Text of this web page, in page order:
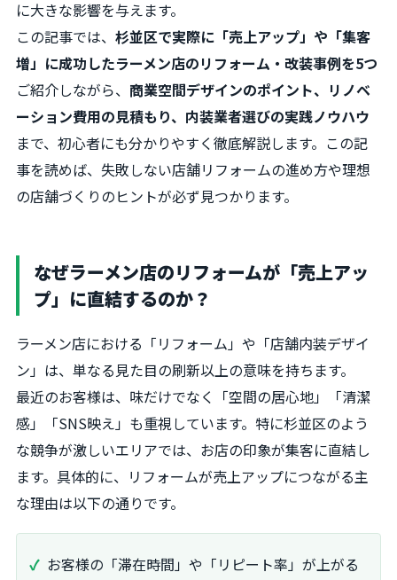
に大きな影響を与えます。
この記事では、 杉並区で実際に「売上アップ」や「集客
増」に成功したラーメン店のリフォーム・改装事例を5つ
ご紹介しながら、 商業空間デザインのポイント、リノベ
ーション費用の見積もり、内装業者選びの実践ノウハウ
まで、初心者にも分かりやすく徹底解説します。この記
事を読めば、失敗しない店舗リフォームの進め方や理想
の店舗づくりのヒントが必ず見つかります。
なぜラーメン店のリフォームが「売上アッ
プ」に直結するのか？
ラーメン店における「リフォーム」や「店舗内装デザイ
ン」は、単なる見た目の刷新以上の意味を持ちます。
最近のお客様は、味だけでなく「空間の居心地」「清潔
感」「SNS映え」も重視しています。特に杉並区のよう
な競争が激しいエリアでは、お店の印象が集客に直結し
ます。具体的に、リフォームが売上アップにつながる主
な理由は以下の通りです。
お客様の「滞在時間」や「リピート率」が上がる